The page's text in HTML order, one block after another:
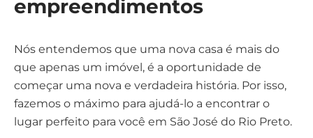
empreendimentos
Nós entendemos que uma nova casa é mais do
que apenas um imóvel, é a oportunidade de
começar uma nova e verdadeira história. Por isso,
fazemos o máximo para ajudá-lo a encontrar o
lugar perfeito para você em São José do Rio Preto.